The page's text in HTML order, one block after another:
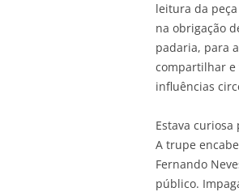
leitura da
na obrigação
padaria, para
compartilhar e
influências
Estava
A trupe
Fernando
público.